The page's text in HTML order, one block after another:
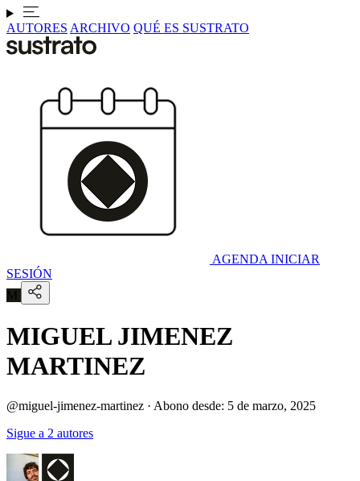
AUTORES ARCHIVO QUÉ ES SUSTRATO
AGENDA INICIAR
SESIÓN
M
MIGUEL JIMENEZ
MARTINEZ
@miguel-jimenez-martinez · Abono desde: 5 de marzo, 2025
Sigue a 2 autores